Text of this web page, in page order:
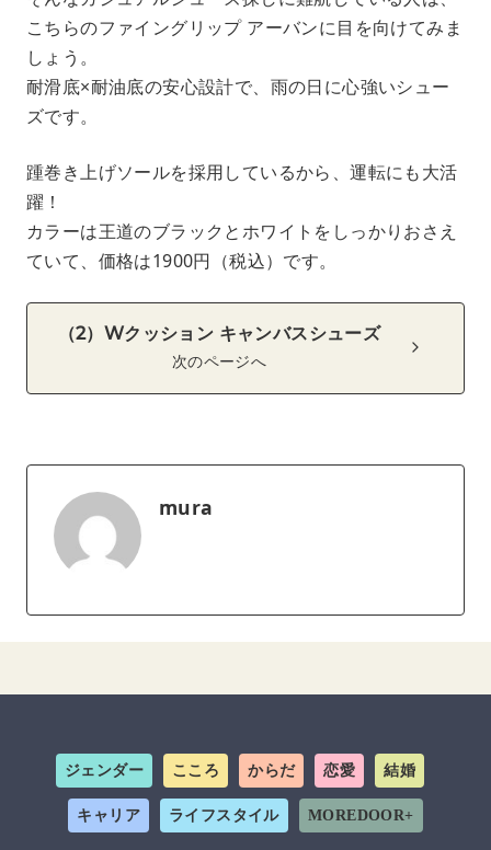
こちらのファイングリップ アーバンに目を向けてみま
しょう。
耐滑底×耐油底の安心設計で、雨の日に心強いシュー
ズです。
踵巻き上げソールを採用しているから、運転にも大活
躍！
カラーは王道のブラックとホワイトをしっかりおさえ
ていて、価格は1900円（税込）です。
（2）Wクッション キャンバスシューズ
次のページへ
mura
ジェンダー こころ からだ 恋愛 結婚
キャリア ライフスタイル MOREDOOR+